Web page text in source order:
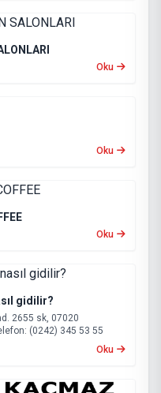
Oku
Oku
Oku
gidilir?
2655 sk, 07020
(0242) 345 53 55
Oku